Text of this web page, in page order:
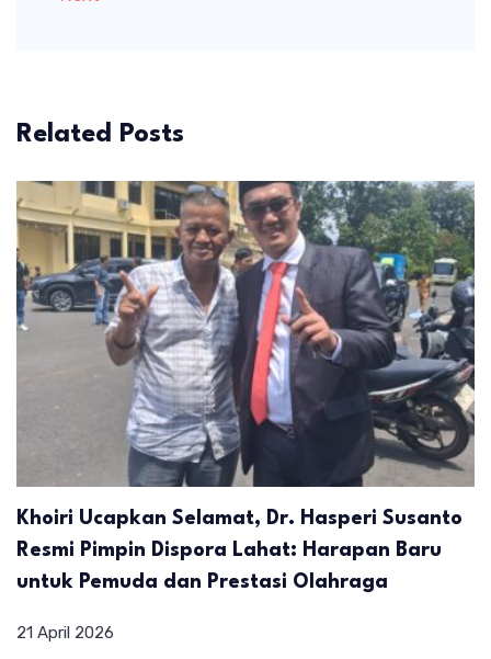
Related Posts
Khoiri Ucapkan Selamat, Dr. Hasperi Susanto
Resmi Pimpin Dispora Lahat: Harapan Baru
untuk Pemuda dan Prestasi Olahraga
21 April 2026